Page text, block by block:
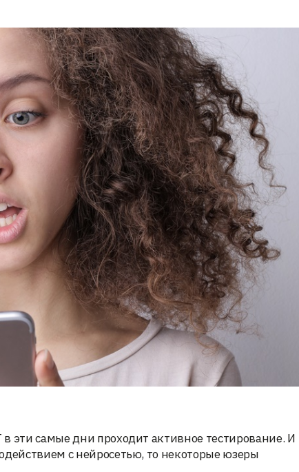
эти самые дни проходит активное тестирование. И
с нейросетью, то некоторые юзеры